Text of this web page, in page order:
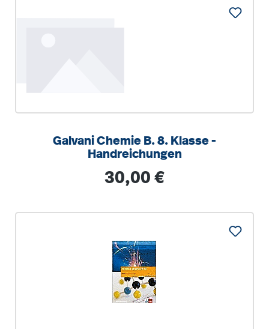
Galvani Chemie B. 8. Klasse -
Handreichungen
Regulärer Preis:
30,00 €